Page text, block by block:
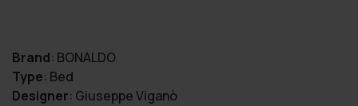
Brand: BONALDO
Type: Bed
Designer: Giuseppe Viganò